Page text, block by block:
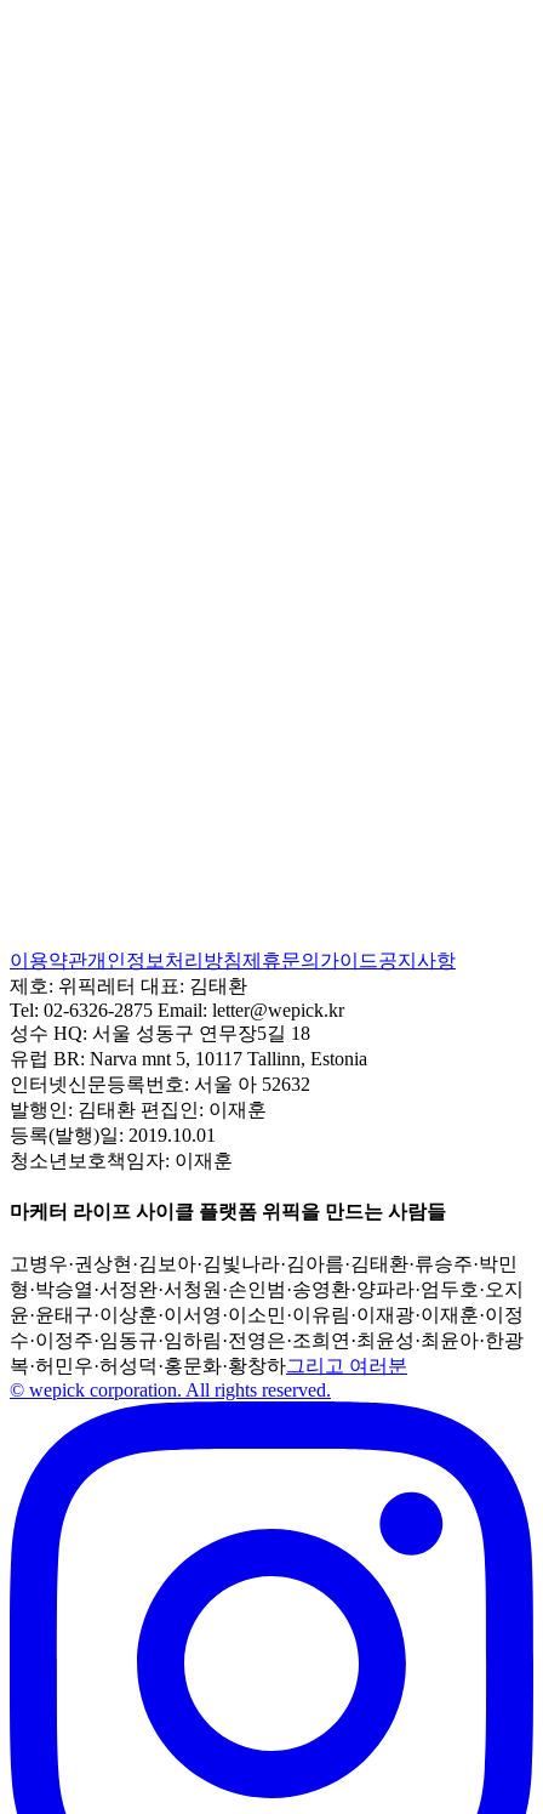
이용약관개인정보처리방침제휴문의 가이드공지사항
제호: 위픽레터 대표: 김태환
Tel: 02-6326-2875 Email: letter@wepick.kr
성수 HQ: 서울 성동구 연무장5길 18
유럽 BR: Narva mnt 5, 10117 Tallinn, Estonia
인터넷신문등록번호: 서울 아 52632
발행인: 김태환 편집인: 이재훈
등록(발행)일: 2019.10.01
청소년보호책임자: 이재훈
마케터 라이프 사이클 플랫폼 위픽을 만드는 사람들
고병우·권상현 ·김보아·김빛나라·김아름·김태환·류승주·박민
형·박승열·서정완·서청원 ·손인범·송영환·양파라·엄두호·오지
윤·윤태구·이상훈·이서영·이소민·이유림·이재광·이재훈·이정
수·이정주·임동규·임하림·전영은·조희연 ·최윤성·최윤아·한광
복·허민우·허성덕·홍문화·황창하그리고 여러분
© wepick corporation. All rights reserved.